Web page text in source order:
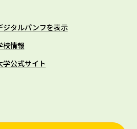
ジタルパンフを表示
校情報
学公式サイト